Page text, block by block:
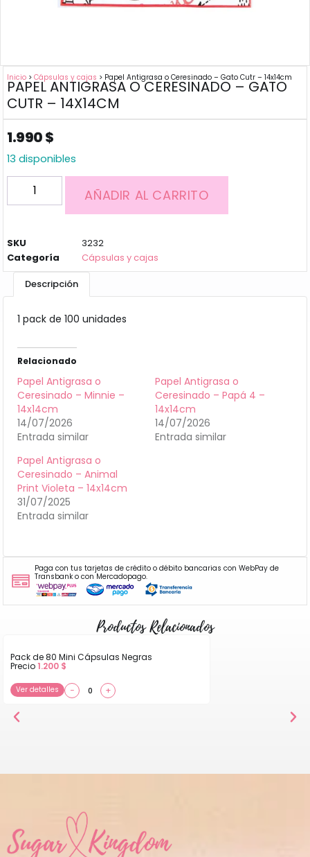
Inicio >Cápsulas y cajas > Papel Antigrasa o Ceresinado – Gato Cutr – 14x14cm
PAPEL ANTIGRASA O CERESINADO – GATO
CUTR – 14X14CM
1.990$
13 disponibles
AÑADIR AL CARRITO
SKU
3232
Categoría
Cápsulas y cajas
Descripción
1 pack de 100 unidades
Relacionado
Papel Antigrasa o
Ceresinado – Minnie –
14x14cm
14/07/2026
Entrada similar
Papel Antigrasa o
Ceresinado – Papá 4 –
14x14cm
14/07/2026
Entrada similar
Papel Antigrasa o
Ceresinado – Animal
Print Violeta – 14x14cm
31/07/2025
Entrada similar
Paga con tus tarjetas de crédito o débito bancarias con WebPay de
Transbank o con Mercadopago.
Productos Relacionados
Pack de 80 Mini Cápsulas Negras
Precio 1.200 $
Ver detalles − +